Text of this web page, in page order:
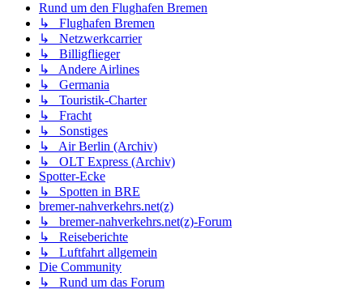
Rund um den Flughafen Bremen
↳ Flughafen Bremen
↳ Netzwerkcarrier
↳ Billigflieger
↳ Andere Airlines
↳ Germania
↳ Touristik-Charter
↳ Fracht
↳ Sonstiges
↳ Air Berlin (Archiv)
↳ OLT Express (Archiv)
Spotter-Ecke
↳ Spotten in BRE
bremer-nahverkehrs.net(z)
↳ bremer-nahverkehrs.net(z)-Forum
↳ Reiseberichte
↳ Luftfahrt allgemein
Die Community
↳ Rund um das Forum